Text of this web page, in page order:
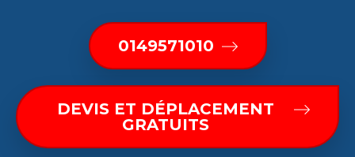
0149571010
DEVIS ET DÉPLACEMENT
GRATUITS